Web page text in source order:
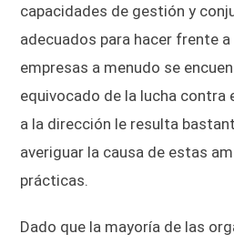
capacidades de gestión y
adecuados para hacer frente
empresas a menudo se
equivocado de la lucha contra
a la dirección le resulta
averiguar la causa de estas
prácticas.
Dado que la mayoría de las